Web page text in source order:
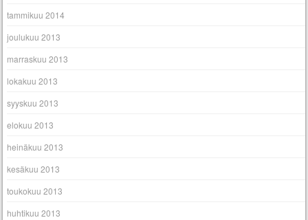
tammikuu 2014
joulukuu 2013
marraskuu 2013
lokakuu 2013
syyskuu 2013
elokuu 2013
heinäkuu 2013
kesäkuu 2013
toukokuu 2013
huhtikuu 2013